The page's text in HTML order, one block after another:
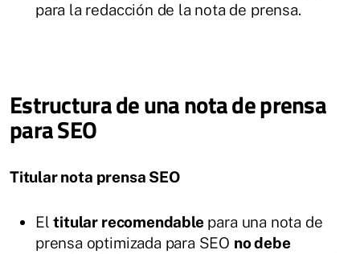
para la redacción de la nota de prensa.
Estructura de una nota de prensa
para SEO
Titular nota prensa SEO
Eltitular recomendablepara una nota de
prensa optimizada para SEO no debe